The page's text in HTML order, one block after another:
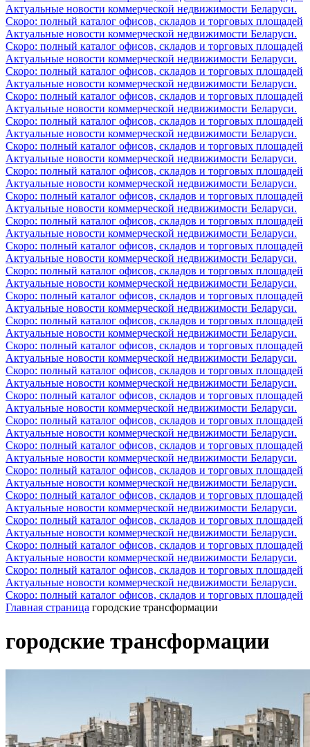
Актуальные новости коммерческой недвижимости Беларуси.
Скоро: полный каталог офисов, складов и торговых площадей
Актуальные новости коммерческой недвижимости Беларуси.
Скоро: полный каталог офисов, складов и торговых площадей
Актуальные новости коммерческой недвижимости Беларуси.
Скоро: полный каталог офисов, складов и торговых площадей
Актуальные новости коммерческой недвижимости Беларуси.
Скоро: полный каталог офисов, складов и торговых площадей
Актуальные новости коммерческой недвижимости Беларуси.
Скоро: полный каталог офисов, складов и торговых площадей
Актуальные новости коммерческой недвижимости Беларуси.
Скоро: полный каталог офисов, складов и торговых площадей
Актуальные новости коммерческой недвижимости Беларуси.
Скоро: полный каталог офисов, складов и торговых площадей
Актуальные новости коммерческой недвижимости Беларуси.
Скоро: полный каталог офисов, складов и торговых площадей
Актуальные новости коммерческой недвижимости Беларуси.
Скоро: полный каталог офисов, складов и торговых площадей
Актуальные новости коммерческой недвижимости Беларуси.
Скоро: полный каталог офисов, складов и торговых площадей
Актуальные новости коммерческой недвижимости Беларуси.
Скоро: полный каталог офисов, складов и торговых площадей
Актуальные новости коммерческой недвижимости Беларуси.
Скоро: полный каталог офисов, складов и торговых площадей
Актуальные новости коммерческой недвижимости Беларуси.
Скоро: полный каталог офисов, складов и торговых площадей
Актуальные новости коммерческой недвижимости Беларуси.
Скоро: полный каталог офисов, складов и торговых площадей
Актуальные новости коммерческой недвижимости Беларуси.
Скоро: полный каталог офисов, складов и торговых площадей
Актуальные новости коммерческой недвижимости Беларуси.
Скоро: полный каталог офисов, складов и торговых площадей
Актуальные новости коммерческой недвижимости Беларуси.
Скоро: полный каталог офисов, складов и торговых площадей
Актуальные новости коммерческой недвижимости Беларуси.
Скоро: полный каталог офисов, складов и торговых площадей
Актуальные новости коммерческой недвижимости Беларуси.
Скоро: полный каталог офисов, складов и торговых площадей
Актуальные новости коммерческой недвижимости Беларуси.
Скоро: полный каталог офисов, складов и торговых площадей
Актуальные новости коммерческой недвижимости Беларуси.
Скоро: полный каталог офисов, складов и торговых площадей
Актуальные новости коммерческой недвижимости Беларуси.
Скоро: полный каталог офисов, складов и торговых площадей
Актуальные новости коммерческой недвижимости Беларуси.
Скоро: полный каталог офисов, складов и торговых площадей
Актуальные новости коммерческой недвижимости Беларуси.
Скоро: полный каталог офисов, складов и торговых площадей
Главная страница городские трансформации
городские трансформации